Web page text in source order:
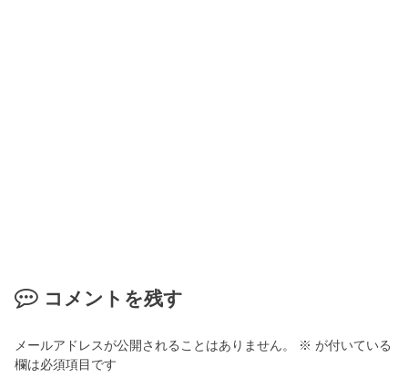
コメントを残す
メールアドレスが公開されることはありません。 ※ が付いている
欄は必須項目です